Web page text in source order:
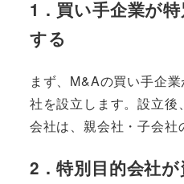
1．買い手企業が
する
まず、M&Aの買い手企
社を設立します。設立
会社は、親会社・子会社
2．特別目的会社